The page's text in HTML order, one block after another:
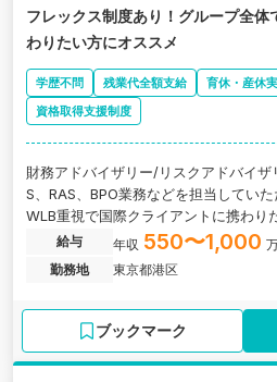
フレックス制度あり！グループ全
わりたい方にオススメ
学歴不問 残業代全額支給 育休・産休
資格取得支援制度
財務アドバイザリー/リスクアドバイ
S、RAS、BPO業務などを担当してい
WLB重視で国際クライアントに携わり
にオススメの税理士法人の求人です。
給与 年収 550〜1,000
勤務地
東京都港区
ブックマーク